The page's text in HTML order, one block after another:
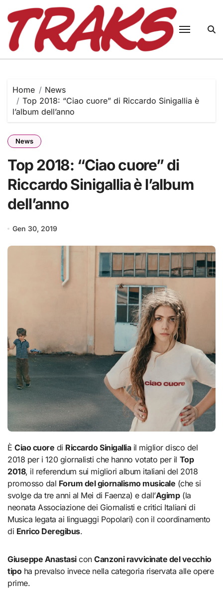
content
Home
News
Top 2018: “Ciao cuore” di Riccardo Sinigallia è
l’album dell’anno
News
Top 2018: “Ciao cuore” di
Riccardo Sinigallia è l’album
dell’anno
Gen 30, 2019
ÈCiao cuore di Riccardo Sinigalliail miglior disco del
2018 per i 120 giornalisti che hanno votato per il Top
2018, il referendum sui migliori album italiani del 2018
promosso dal Forum del giornalismo musicale (che si
svolge da tre anni al Mei di Faenza) e dall’Agimp(la
neonata Associazione dei Giornalisti e critici Italiani di
Musica legata ai linguaggi Popolari) con il coordinamento
di Enrico Deregibus.
Giuseppe AnastasiconCanzoni ravvicinate del vecchio
tipoha prevalso invece nella categoria riservata alle opere
prime.